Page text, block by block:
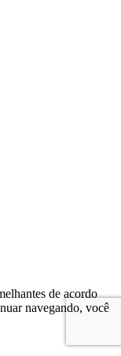
de acordo
navegando, você